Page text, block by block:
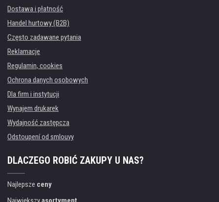
Dostawa i płatność
Handel hurtowy (B2B)
Często zadawane pytania
Reklamacje
Regulamin, cookies
Ochrona danych osobowych
Dla firm i instytucji
Wynajem drukarek
Wydajność zastępcza
Odstoupení od smlouvy
DLACZEGO ROBIĆ ZAKUPY U NAS?
Najlepsze ceny